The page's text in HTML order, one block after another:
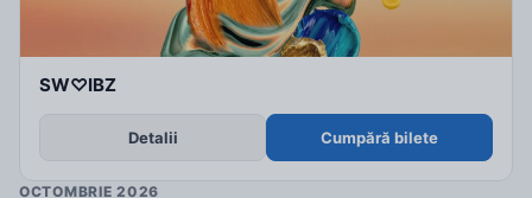
SW♡IBZ
Detalii Cumpără bilete
OCTOMBRIE 2026